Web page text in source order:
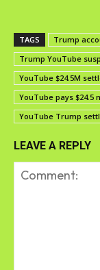
TAGS
Trump
Trump YouTube
YouTube $24.5M
YouTube pays $24.5
YouTube Trump
LEAVE A REPLY